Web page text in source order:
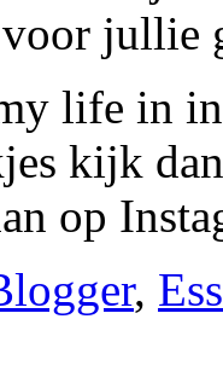
jullie
life in
kijk
op
,